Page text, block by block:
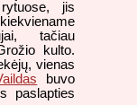
jis
tačiau
kulto.
vienas
buvo
paslapties